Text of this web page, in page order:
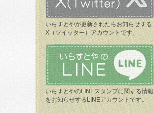
いらすとやが更新されたらお知らせする
X（ツイッター）アカウントです。
いらすとやのLINEスタンプに関する情報
をお知らせするLINEアカウントです。